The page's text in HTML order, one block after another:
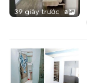
39 giây trước 8